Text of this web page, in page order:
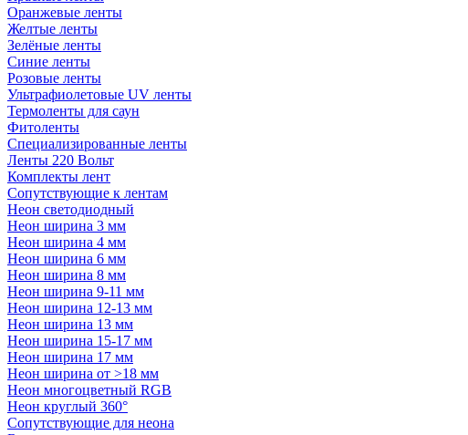
Оранжевые ленты
Желтые ленты
Зелёные ленты
Синие ленты
Розовые ленты
Ультрафиолетовые UV ленты
Термоленты для саун
Фитоленты
Специализированные ленты
Ленты 220 Вольт
Комплекты лент
Сопутствующие к лентам
Неон светодиодный
Неон ширина 3 мм
Неон ширина 4 мм
Неон ширина 6 мм
Неон ширина 8 мм
Неон ширина 9-11 мм
Неон ширина 12-13 мм
Неон ширина 13 мм
Неон ширина 15-17 мм
Неон ширина 17 мм
Неон ширина от >18 мм
Неон многоцветный RGB
Неон круглый 360°
Сопутствующие для неона